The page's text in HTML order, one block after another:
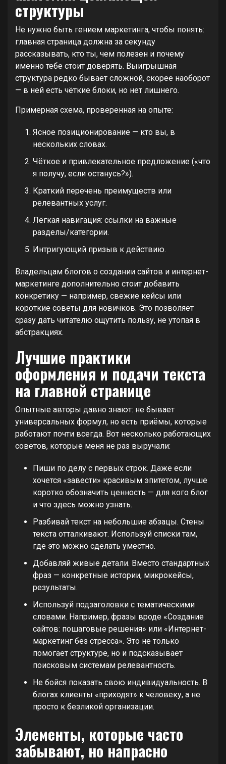
структуры
Не нужно быть гением маркетинга, чтобы понять:
главная страница должна за секунду
рассказывать, кто ты, чем полезен и почему
именно тебе стоит доверять. Выигрышная
структура редко бывает сложной, скорее наоборот
— в ней есть чёткие блоки, но нет лишнего.
Примерная схема, проверенная на опыте:
Ясное позиционирование — кто вы, в
нескольких словах.
Чёткое и привлекательное предложение («что
я получу, если останусь?»).
Краткий перечень преимуществ или
релевантных услуг.
Лёгкая навигация: ссылки на важные
разделы/категории.
Интригующий призыв к действию.
Владельцам блогов о создании сайтов и интернет-
маркетинге дополнительно стоит добавить
конкретику — например, свежие кейсы или
короткие советы для новичков. Это позволяет
сразу дать читателю ощутить пользу, не утопая в
абстракциях.
Лучшие практики
оформления и подачи текста
на главной странице
Опытные авторы давно знают: не бывает
универсальных формул, но есть приёмы, которые
работают почти всегда. Вот несколько работающих
советов, которые меня не раз выручали:
Пиши по делу с первых строк. Даже если
хочется «завести» красивым эпитетом, лучше
коротко обозначить ценность — для кого блог
и что здесь можно узнать.
Разбивай текст на небольшие абзацы. Стены
текста отталкивают. Используй списки там,
где это можно сделать уместно.
Добавляй живые детали. Вместо стандартных
фраз — конкретные истории, микрокейсы,
результаты.
Используй подзаголовки с тематическими
словами. Например, фразы вроде «Создание
сайтов: пошаговые решения» или «Интернет-
маркетинг без стресса». Это не только
помогает структуре, но и подсказывает
поисковым системам релевантность.
Не бойся показать свою индивидуальность. В
блогах клиенты «приходят» к человеку, а не
просто к безликой организации.
Элементы, которые часто
забывают, но напрасно